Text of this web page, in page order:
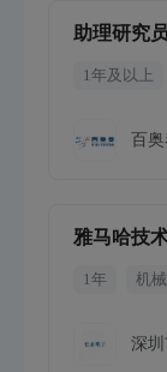
助理研究员
1年及以上
百
雅马哈技
1年 机械
深